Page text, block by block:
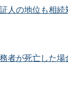
人の地位も相
者が死亡した